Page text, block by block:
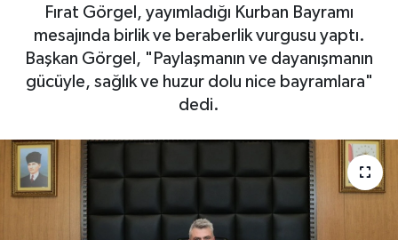
Fırat Görgel, yayımladığı Kurban Bayramı
mesajında birlik ve beraberlik vurgusu yaptı.
Başkan Görgel, "Paylaşmanın ve dayanışmanın
gücüyle, sağlık ve huzur dolu nice bayramlara"
dedi.
Haberde İnsan
Kültür Sanat
Manşet Altı
Manşetler